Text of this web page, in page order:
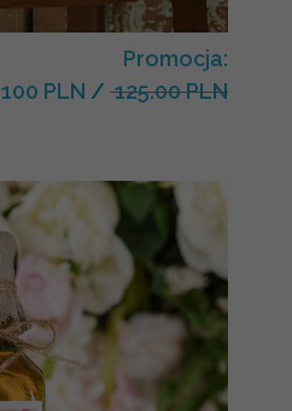
Promocja:
100 PLN / 125.00 PLN